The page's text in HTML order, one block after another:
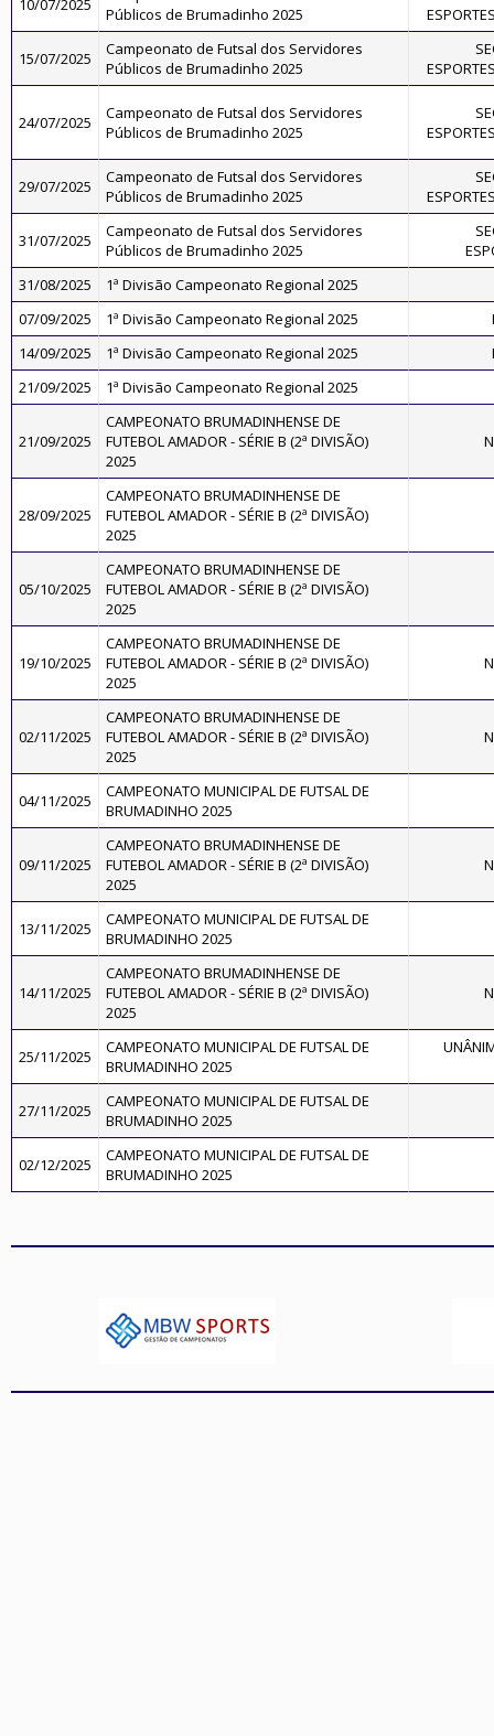
10/07/2025
Públicos de Brumadinho 2025
15/07/2025
Campeonato de Futsal dos Servidores
Públicos de Brumadinho 2025
24/07/2025
Campeonato de Futsal dos Servidores
Públicos de Brumadinho 2025
29/07/2025
Campeonato de Futsal dos Servidores
Públicos de Brumadinho 2025
31/07/2025
Campeonato de Futsal dos Servidores
Públicos de Brumadinho 2025
31/08/2025
1ª Divisão Campeonato Regional 2025
07/09/2025
1ª Divisão Campeonato Regional 2025
14/09/2025
1ª Divisão Campeonato Regional 2025
21/09/2025
1ª Divisão Campeonato Regional 2025
21/09/2025
CAMPEONATO BRUMADINHENSE DE
FUTEBOL AMADOR - SÉRIE B (2ª DIVISÃO)
2025
28/09/2025
CAMPEONATO BRUMADINHENSE DE
FUTEBOL AMADOR - SÉRIE B (2ª DIVISÃO)
2025
05/10/2025
CAMPEONATO BRUMADINHENSE DE
FUTEBOL AMADOR - SÉRIE B (2ª DIVISÃO)
2025
19/10/2025
CAMPEONATO BRUMADINHENSE DE
FUTEBOL AMADOR - SÉRIE B (2ª DIVISÃO)
2025
02/11/2025
CAMPEONATO BRUMADINHENSE DE
FUTEBOL AMADOR - SÉRIE B (2ª DIVISÃO)
2025
04/11/2025
CAMPEONATO MUNICIPAL DE FUTSAL DE
BRUMADINHO 2025
09/11/2025
CAMPEONATO BRUMADINHENSE DE
FUTEBOL AMADOR - SÉRIE B (2ª DIVISÃO)
2025
13/11/2025
CAMPEONATO MUNICIPAL DE FUTSAL DE
BRUMADINHO 2025
14/11/2025
CAMPEONATO BRUMADINHENSE DE
FUTEBOL AMADOR - SÉRIE B (2ª DIVISÃO)
2025
25/11/2025
CAMPEONATO MUNICIPAL DE FUTSAL DE
BRUMADINHO 2025
27/11/2025
CAMPEONATO MUNICIPAL DE FUTSAL DE
BRUMADINHO 2025
02/12/2025
CAMPEONATO MUNICIPAL DE FUTSAL DE
BRUMADINHO 2025